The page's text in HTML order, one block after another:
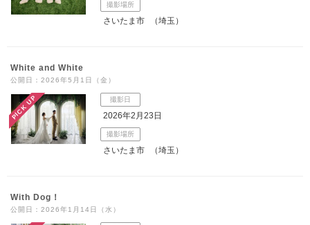
ガーデンでの撮影
撮影場所
さいたま市 （埼玉）
White and White
公開日：2026年5月1日（金）
PICK UP 撮影日
2026年2月23日
撮影場所
さいたま市 （埼玉）
With Dog！
公開日：2026年1月14日（水）